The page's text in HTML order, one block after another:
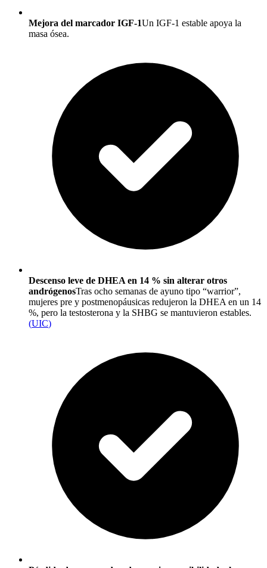
Mejora del marcador IGF-1Un IGF-1 estable apoya la
masa ósea.
Descenso leve de DHEA en 14 % sin alterar otros
andrógenosTras ocho semanas de ayuno tipo “warrior”,
mujeres pre y postmenopáusicas redujeron la DHEA en un 14
%, pero la testosterona y la SHBG se mantuvieron estables.
(UIC)